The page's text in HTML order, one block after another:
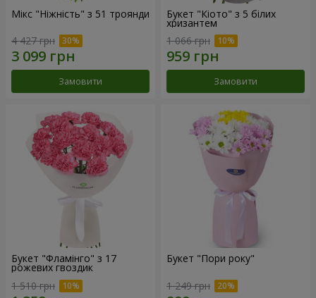
Мікс "Ніжність" з 51 троянди
4 427 грн
Замовити
Букет "Кіото" з 5 білих
хризантем
1 066 грн
Замовити
Букет "Фламінго" з 17
рожевих гвоздик
1 510 грн
Букет "Пори року"
1 249 грн